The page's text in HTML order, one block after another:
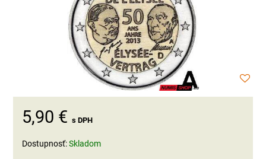
5,90 € s DPH
Dostupnosť:Skladom